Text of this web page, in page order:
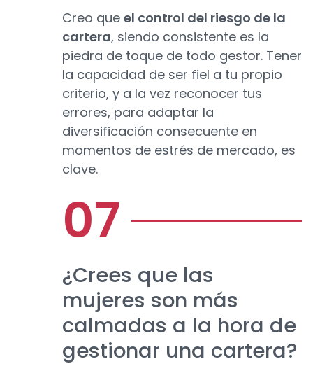
Creo que el control del riesgo de la
cartera, siendo consistente es la
piedra de toque de todo gestor. Tener
la capacidad de ser fiel a tu propio
criterio, y a la vez reconocer tus
errores, para adaptar la
diversificación consecuente en
momentos de estrés de mercado, es
clave.
¿Crees que las
mujeres son más
calmadas a la hora de
gestionar una cartera?